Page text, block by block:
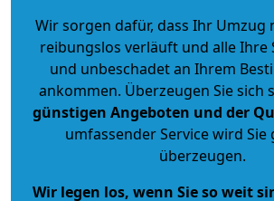
Wir sorgen dafür, dass Ihr Umzug
reibungslos verläuft und alle Ihre
und unbeschadet an Ihrem
ankommen. Überzeugen Sie sich
günstigen Angeboten und der
umfassender Service wird
überzeugen.
Wir legen los, wenn Sie so weit